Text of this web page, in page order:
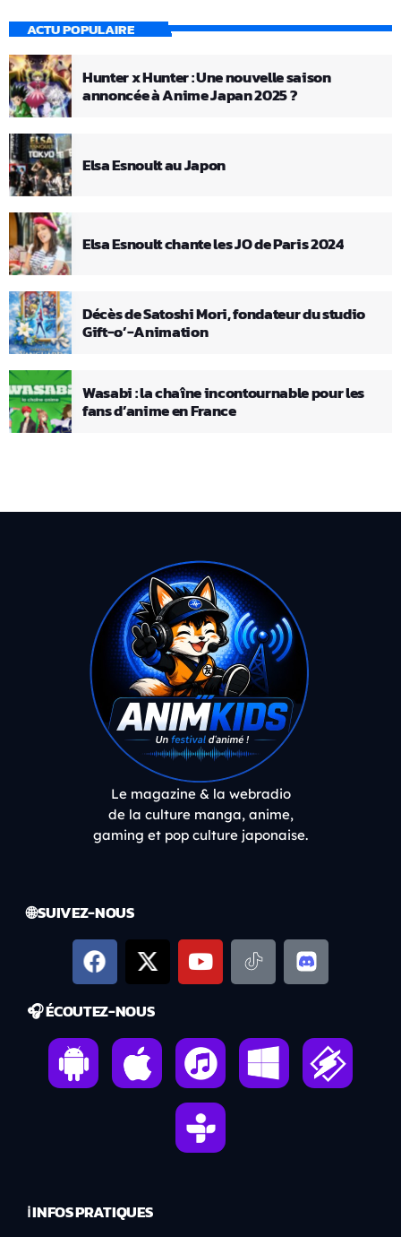
ACTU POPULAIRE
Hunter x Hunter : Une nouvelle saison
annoncée à Anime Japan 2025 ?
Elsa Esnoult au Japon
Elsa Esnoult chante les JO de Paris 2024
Décès de Satoshi Mori, fondateur du studio
Gift-o’-Animation
Wasabi : la chaîne incontournable pour les
fans d’anime en France
Le magazine & la webradio
de la culture manga, anime,
gaming et pop culture japonaise.
🌐 SUIVEZ-NOUS
🎧 ÉCOUTEZ-NOUS
ℹ️ INFOS PRATIQUES